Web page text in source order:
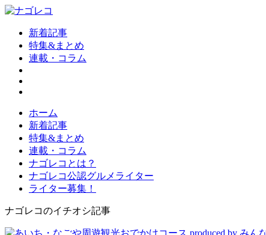
新着記事
特集&まとめ
連載・コラム
ホーム
新着記事
特集&まとめ
連載・コラム
ナゴレコとは？
ナゴレコ公認グルメライター
ライター募集！
ナゴレコのイチオシ記事